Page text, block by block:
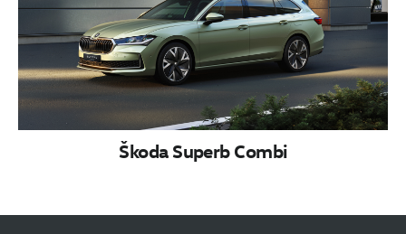
Škoda Superb Combi